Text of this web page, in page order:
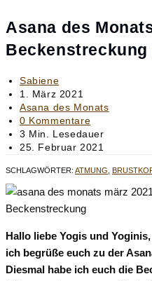
Asana des
Beckenstreckung
Beitrags-
Autor:
Sabiene
Beitrag
veröffentlicht:
1. März 2021
Beitrags-
Kategorie:
Asana des Monats
Beitrags-
Kommentare:
0 Kommentare
Lesedauer:
3 Min. Lesedauer
Beitrag
geändert
25. Februar 2021
SCHLAGWÖRTER: ATMUNG,
Hallo liebe Yogis und Yoginis,
ich begrüße euch zu der
Diesmal habe ich euch die